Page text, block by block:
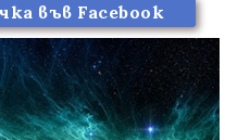
във Facebook